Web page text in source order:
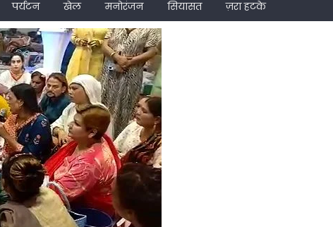
पर्यटन खेल मनोरंजन सियासत ज़रा हटके